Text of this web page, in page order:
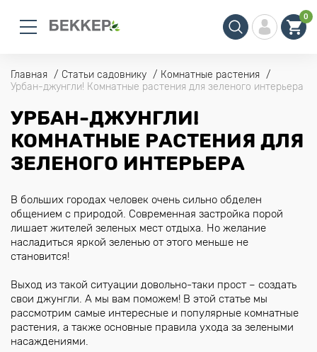
0
Главная Статьи садовнику
Комнатные растения
Урбан-джунгли! Комнатные растения для зеленого интерьера
УРБАН-ДЖУНГЛИ!
КОМНАТНЫЕ РАСТЕНИЯ ДЛЯ
ЗЕЛЕНОГО ИНТЕРЬЕРА
В больших городах человек очень сильно обделен
общением с природой. Современная застройка порой
лишает жителей зеленых мест отдыха. Но желание
насладиться яркой зеленью от этого меньше не
становится!
Выход из такой ситуации довольно-таки прост – создать
свои джунгли. А мы вам поможем! В этой статье мы
рассмотрим самые интересные и популярные комнатные
растения, а также основные правила ухода за зелеными
насаждениями.